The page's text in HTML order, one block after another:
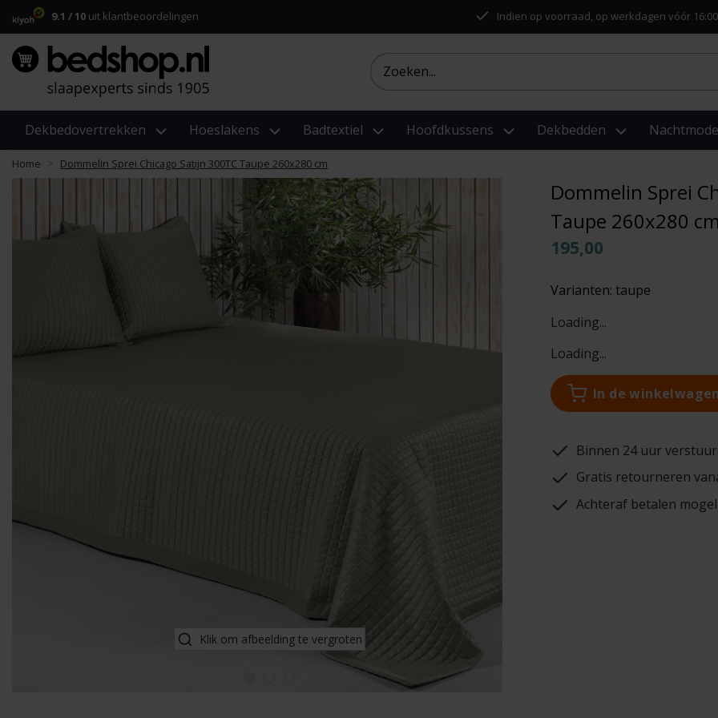
9.1 / 10 uit klantbeoordelingen Indien op voorraad, op werkdagen vóór
Dekbedovertrekken Hoeslakens Badtextiel Hoofdkussens Dekbedden Nachtmode
Home Dommelin Sprei Chicago Satijn 300TC Taupe 260x280 cm
Klik om afbeelding te vergroten
Dommelin Sprei
Taupe 260x280 cm
195,00
Varianten: taupe
Loading...
Loading...
In de winkelwagen
Binnen 24 uur
Gratis retourneren
Achteraf betalen